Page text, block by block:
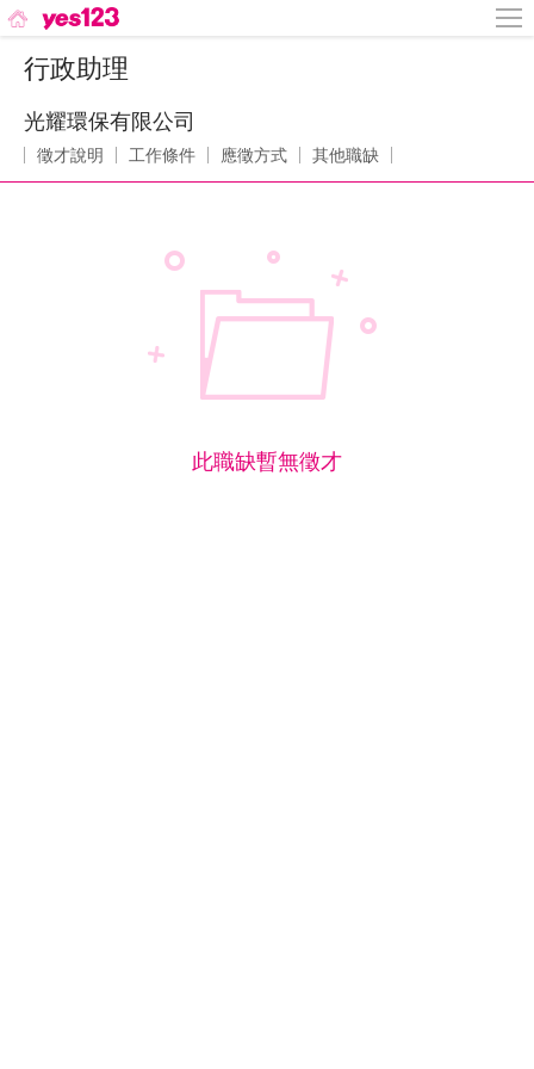
行政助理
光耀環保有限公司
徵才說明 工作條件 應徵方式 其他職缺
此職缺暫無徵才